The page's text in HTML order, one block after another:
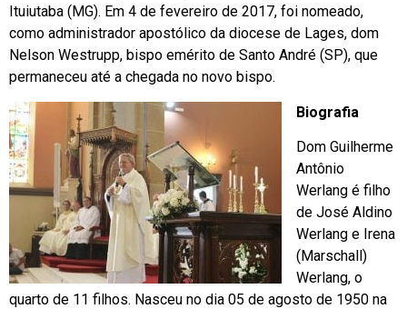
Ituiutaba (MG). Em 4 de fevereiro de 2017, foi nomeado,
como administrador apostólico da diocese de Lages, dom
Nelson Westrupp, bispo emérito de Santo André (SP), que
permaneceu até a chegada no novo bispo.
Biografia
Dom Guilherme
Antônio
Werlang é filho
de José Aldino
Werlang e Irena
(Marschall)
Werlang, o
quarto de 11 filhos. Nasceu no dia 05 de agosto de 1950 na